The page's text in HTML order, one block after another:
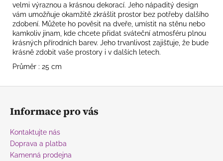
velmi výraznou a krásnou dekorací. Jeho nápaditý design
vám umožňuje okamžitě zkrášlit prostor bez potřeby dalšího
zdobení. Můžete ho pověsit na dveře, umístit na stěnu nebo
kamkoliv jinam, kde chcete přidat sváteční atmosféru plnou
krásných přírodních barev. Jeho trvanlivost zajišťuje, že bude
krásně zdobit vaše prostory i v dalších letech.
Průměr : 25 cm
Z
Informace pro vás
Kontaktujte nás
Doprava a platba
Kamenná prodejna